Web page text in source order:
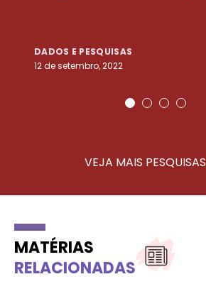
DADOS E PESQUISAS
12 de setembro, 2022
VEJA MAIS PESQUISAS
MATÉRIAS
RELACIONADAS